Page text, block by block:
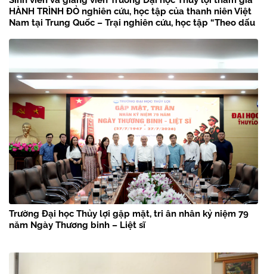
HÀNH TRÌNH ĐỎ nghiên cứu, học tập của thanh niên Việt
Nam tại Trung Quốc – Trại nghiên cứu, học tập “Theo dấu
Trường Đại học Thủy lợi gặp mặt, tri ân nhân kỷ niệm 79
năm Ngày Thương binh – Liệt sĩ